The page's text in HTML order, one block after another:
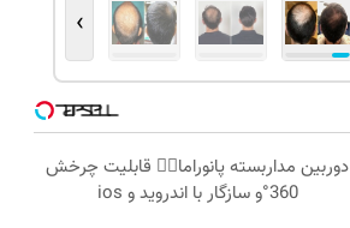
›
دوربین مداربسته پانوراما👈🏻 قابلیت چرخش
360°و سازگار با اندروید و ios